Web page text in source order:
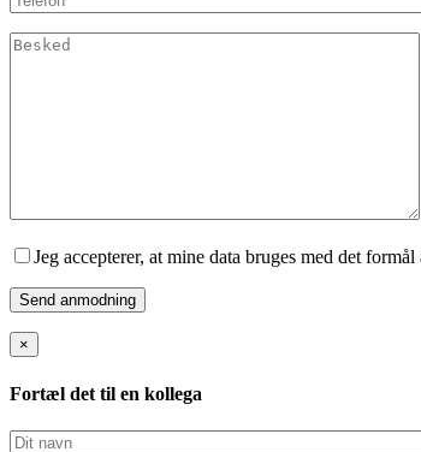
Jeg accepterer, at mine data bruges med det
×
Fortæl det til en kollega